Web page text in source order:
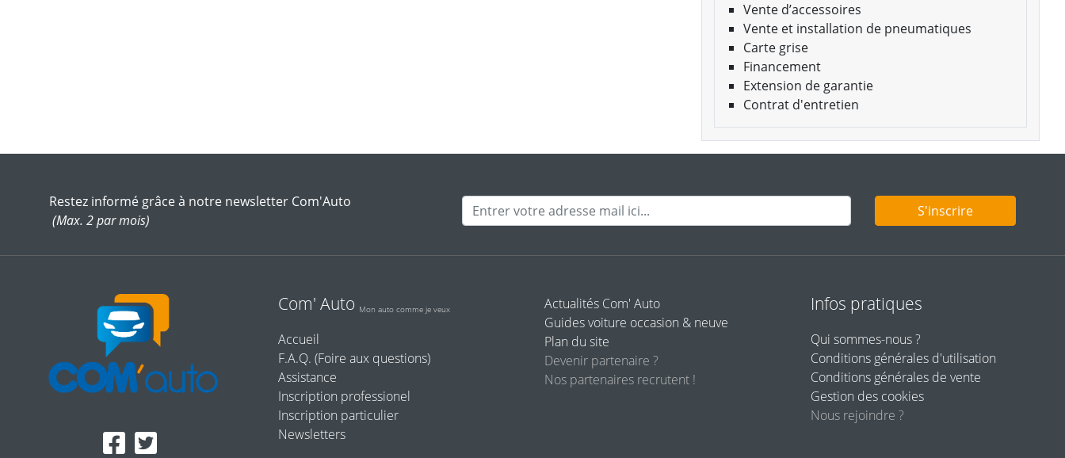
Vente d’accessoires
Vente et installation de pneumatiques
Carte grise
Financement
Extension de garantie
Contrat d'entretien
Restez informé grâce à notre newsletter Com'Auto
(Max. 2 par mois)
Adresse mail S'inscrire
Com' Auto Mon auto comme je veux
Accueil
F.A.Q. (Foire aux questions)
Assistance
Inscription professionel
Inscription particulier
Newsletters
Actualités Com' Auto
Guides voiture occasion & neuve
Plan du site
Devenir partenaire ?
Nos partenaires recrutent !
Infos pratiques
Qui sommes-nous ?
Conditions générales d'utilisation
Conditions générales de vente
Gestion des cookies
Nous rejoindre ?